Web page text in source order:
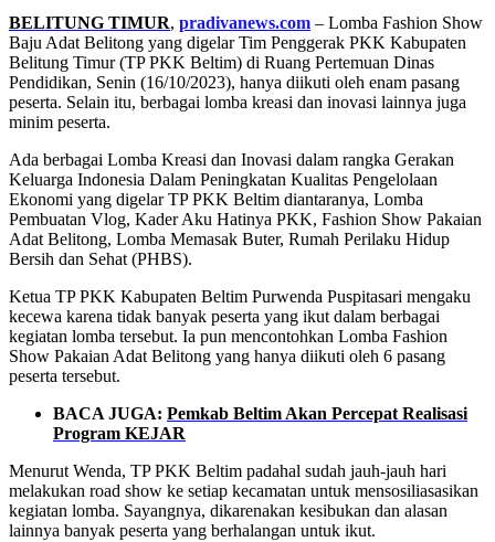
BELITUNG TIMUR, pradivanews.com – Lomba Fashion Show
Baju Adat Belitong yang digelar Tim Penggerak PKK Kabupaten
Belitung Timur (TP PKK Beltim) di Ruang Pertemuan Dinas
Pendidikan, Senin (16/10/2023), hanya diikuti oleh enam pasang
peserta. Selain itu, berbagai lomba kreasi dan inovasi lainnya juga
minim peserta.
Ada berbagai Lomba Kreasi dan Inovasi dalam rangka Gerakan
Keluarga Indonesia Dalam Peningkatan Kualitas Pengelolaan
Ekonomi yang digelar TP PKK Beltim diantaranya, Lomba
Pembuatan Vlog, Kader Aku Hatinya PKK, Fashion Show Pakaian
Adat Belitong, Lomba Memasak Buter, Rumah Perilaku Hidup
Bersih dan Sehat (PHBS).
Ketua TP PKK Kabupaten Beltim Purwenda Puspitasari mengaku
kecewa karena tidak banyak peserta yang ikut dalam berbagai
kegiatan lomba tersebut. Ia pun mencontohkan Lomba Fashion
Show Pakaian Adat Belitong yang hanya diikuti oleh 6 pasang
peserta tersebut.
BACA JUGA: Pemkab Beltim Akan Percepat Realisasi
Program KEJAR
Menurut Wenda, TP PKK Beltim padahal sudah jauh-jauh hari
melakukan road show ke setiap kecamatan untuk mensosiliasasikan
kegiatan lomba. Sayangnya, dikarenakan kesibukan dan alasan
lainnya banyak peserta yang berhalangan untuk ikut.